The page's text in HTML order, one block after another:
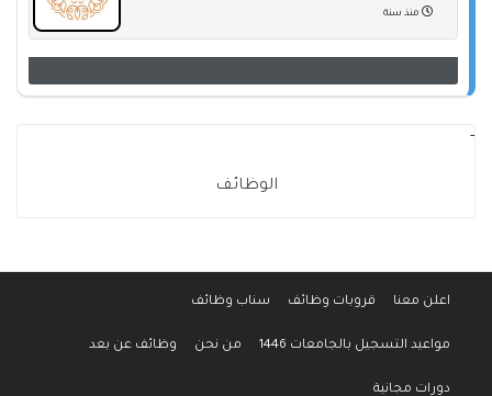
منذ سنة
-
الوظائف
اعلن معنا قروبات وظائف سناب وظائف
مواعيد التسجيل بالجامعات 1446 من نحن وظائف عن بعد
دورات مجانية